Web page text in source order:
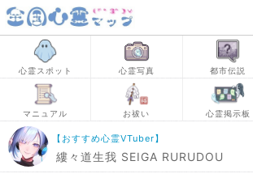
心霊スポット 心霊写真 都市伝説
マニュアル お祓い 心霊掲示板
【おすすめ心霊VTuber】
縷々道生我 SEIGA RURUDOU